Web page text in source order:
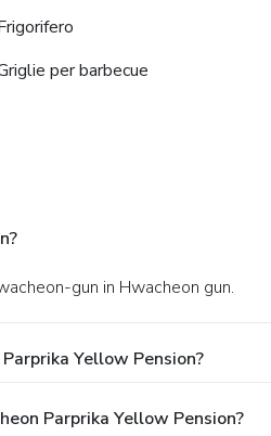
per barbecue
gun in Hwacheon gun.
Yellow Pension?
Parprika Yellow Pension?